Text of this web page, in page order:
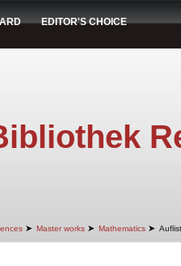
EDITOR'S CHOICE
➤ Master works ➤ Mathematics ➤